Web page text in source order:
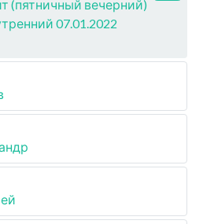
(пятничный вечерний)
07.01.2022